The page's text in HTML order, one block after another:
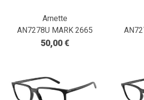
Arnette
AN7278U MARK 2665
50,00 €